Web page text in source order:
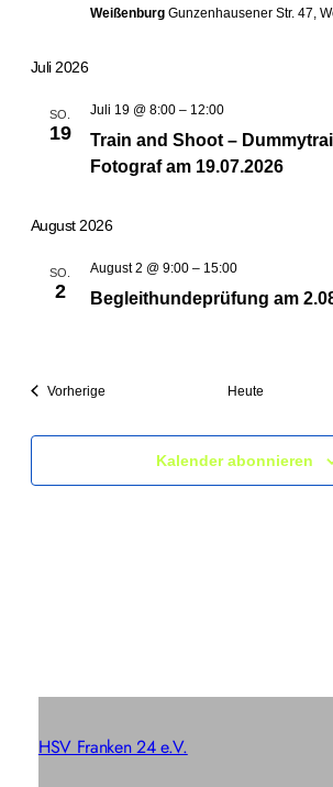
Weißenburg Gunzenhausener Str. 47,
Juli 2026
SO.
19
Train and Shoot –
Fotograf am 19.07.2026
Juli 19 @ 8:00– 12:00
August 2026
SO.
2 Begleithundeprüfung am
August 2 @ 9:00– 15:00
VorherigeVeranstaltungen Heute
Kalender abonnieren
HSV Franken 24 e.V.